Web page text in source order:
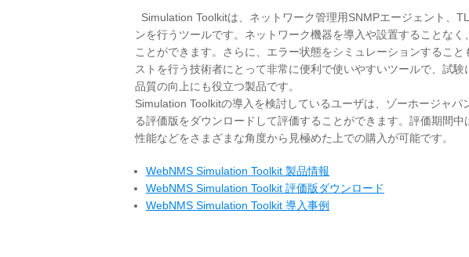
Simulation Toolkitは、ネットワーク管理用SNMPエージェント、
ンを行うツールです。ネットワーク機器を導入や設置することな
ことができます。さらに、エラー状態をシミュレーションするこ
ストを行う技術者にとって非常に便利で使いやすいツールで、試
品質の向上にも役立つ製品です。
Simulation Toolkitの導入を検討しているユーザは、ゾーホージャ
る評価版をダウンロードして評価することができます。評価期間
性能などをさまざまな角度から見極めた上での購入が可能です。
WebNMS Simulation Toolkit 製品情報
WebNMS Simulation Toolkit 評価版ダウンロード
WebNMS Simulation Toolkit 導入事例